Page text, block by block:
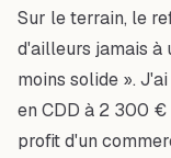
Sur le terrain, le
d'ailleurs jamais à
moins solide ».
en CDD à 2 300
profit d'un